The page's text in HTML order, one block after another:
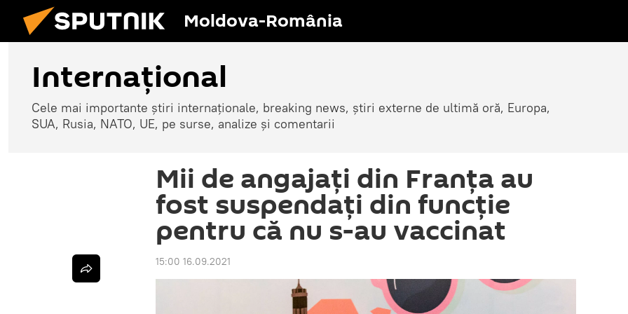
Moldova-România
Internaţional
Cele mai importante știri internaționale, breaking news, știri externe de ultimă oră, Europa,
SUA, Rusia, NATO, UE, pe surse, analize și comentarii
Mii de angajați din Franța au
fost suspendați din funcție
pentru că nu s-au vaccinat
15:00 16.09.2021